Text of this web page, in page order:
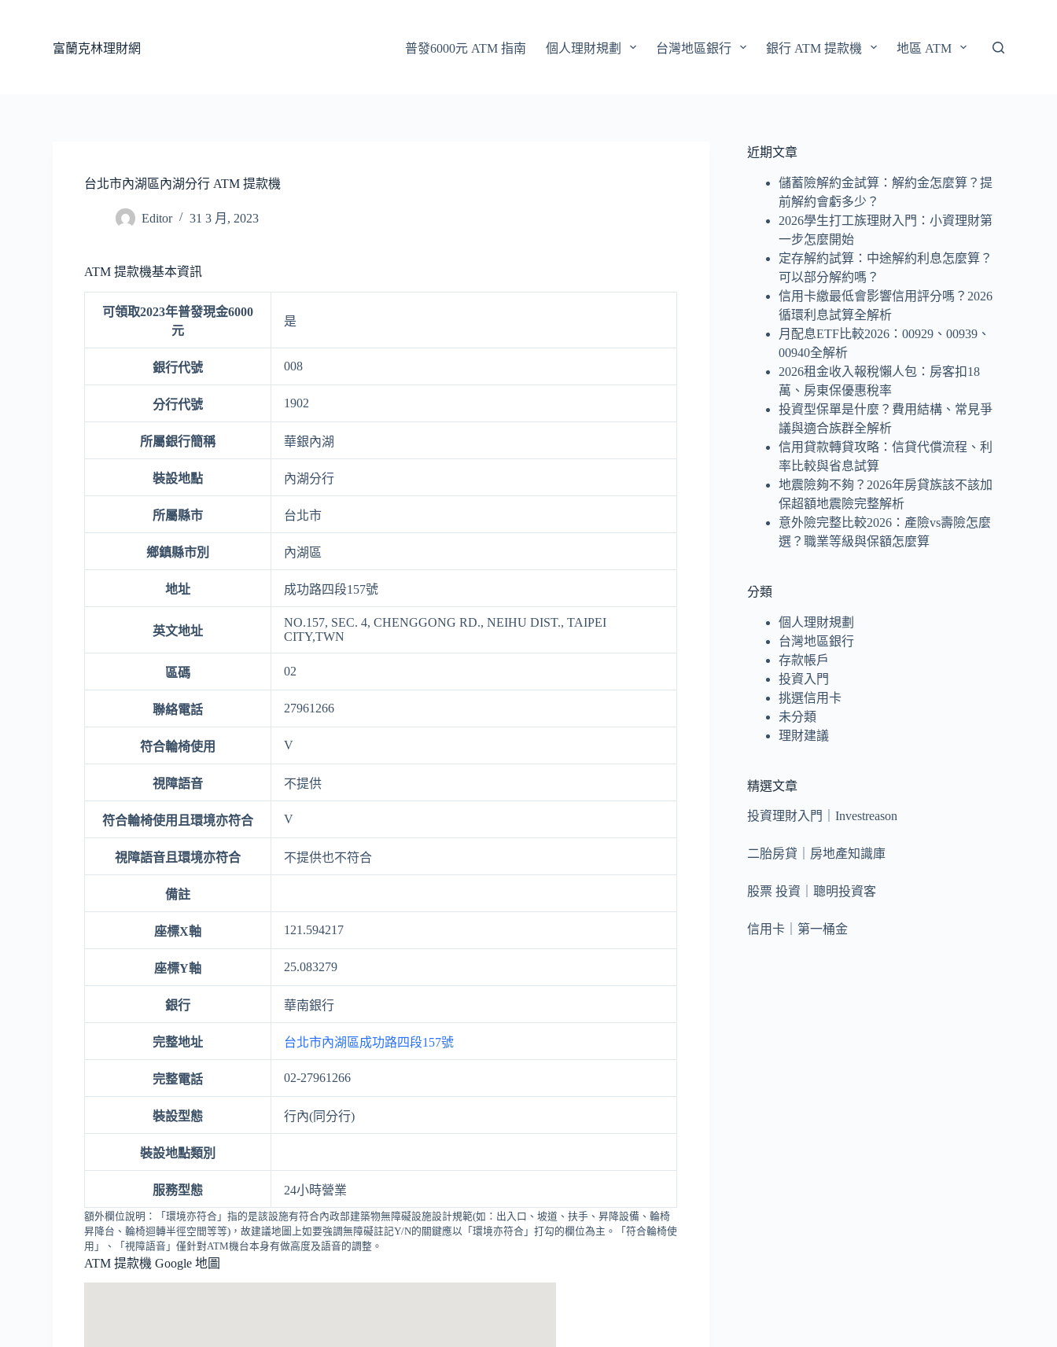
富蘭克林理財網 普發6000元 ATM 指南 個人理財規劃 台灣地區銀行 銀行 ATM 提款機 地區 ATM
台北市內湖區內湖分行 ATM 提款機
Editor 31 3 月, 2023
ATM 提款機基本資訊
可領取2023年普發現金6000
元
是
銀行代號 008
分行代號 1902
所屬銀行簡稱 華銀內湖
裝設地點 內湖分行
所屬縣市 台北市
鄉鎮縣市別 內湖區
地址 成功路四段157號
英文地址
NO.157, SEC. 4, CHENGGONG RD., NEIHU DIST., TAIPEI
CITY,TWN
區碼 02
聯絡電話 27961266
符合輪椅使用 V
視障語音 不提供
符合輪椅使用且環境亦符合 V
視障語音且環境亦符合 不提供也不符合
備註
座標X軸 121.594217
座標Y軸 25.083279
銀行 華南銀行
完整地址 台北市內湖區成功路四段157號
完整電話 02-27961266
裝設型態 行內(同分行)
裝設地點類別
服務型態 24小時營業
額外欄位說明：「環境亦符合」指的是該設施有符合內政部建築物無障礙設施設計規範(如：出入口、坡道、扶手、昇降設備、輪椅
昇降台、輪椅迴轉半徑空間等等)，故建議地圖上如要強調無障礙註記Y/N的關鍵應以「環境亦符合」打勾的欄位為主。「符合輪椅使
用」、「視障語音」僅針對ATM機台本身有做高度及語音的調整。
ATM 提款機 Google 地圖
近期文章
儲蓄險解約金試算：解約金怎麼算？提
前解約會虧多少？
2026學生打工族理財入門：小資理財第
一步怎麼開始
定存解約試算：中途解約利息怎麼算？
可以部分解約嗎？
信用卡繳最低會影響信用評分嗎？2026
循環利息試算全解析
月配息ETF比較2026：00929、00939、
00940全解析
2026租金收入報稅懶人包：房客扣18
萬、房東保優惠稅率
投資型保單是什麼？費用結構、常見爭
議與適合族群全解析
信用貸款轉貸攻略：信貸代償流程、利
率比較與省息試算
地震險夠不夠？2026年房貸族該不該加
保超額地震險完整解析
意外險完整比較2026：產險vs壽險怎麼
選？職業等級與保額怎麼算
分類
個人理財規劃
台灣地區銀行
存款帳戶
投資入門
挑選信用卡
未分類
理財建議
精選文章
投資理財入門｜Investreason
二胎房貸｜房地產知識庫
股票 投資｜聰明投資客
信用卡｜第一桶金